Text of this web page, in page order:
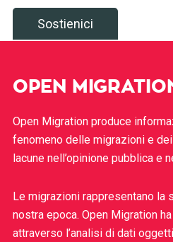
Sostienici
OPEN
Open Migration produce
fenomeno delle migrazioni e
lacune nell’opinione pubblica e
Le migrazioni rappresentano la
nostra epoca. Open Migration
attraverso l’analisi di dati